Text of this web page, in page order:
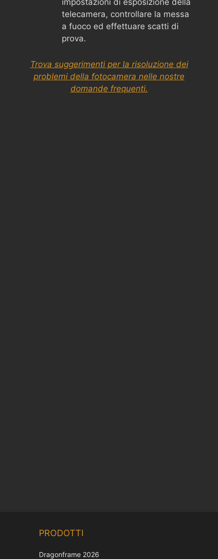
telecamera, controllare la messa
a fuoco ed effettuare scatti di
prova.
Trova suggerimenti per la risoluzione dei
problemi della fotocamera nelle nostre
domande frequenti.
PRODOTTI
Dragonframe 2026